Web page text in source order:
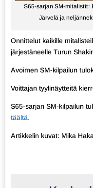
S65-sarjan SM-mitalistit:
Järvelä ja
Onnittelut kaikille
järjestäneelle Turun
Avoimen SM-kilpailun
Voittajan tyylinäytteitä
S65-sarjan SM-kilpailun
täältä.
Artikkelin kuvat: Mika